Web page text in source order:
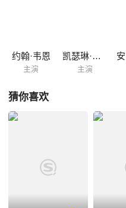
约翰·韦恩
主演
凯瑟琳·赫本
主演
猜你喜欢